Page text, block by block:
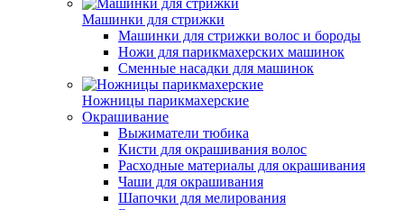
Машинки для стрижки
Машинки для стрижки волос и бороды
Ножи для парикмахерских машинок
Сменные насадки для машинок
Ножницы парикмахерские
Окрашивание
Выжиматели тюбика
Кисти для окрашивания волос
Расходные материалы для окрашивания
Чаши для окрашивания
Шапочки для мелирования